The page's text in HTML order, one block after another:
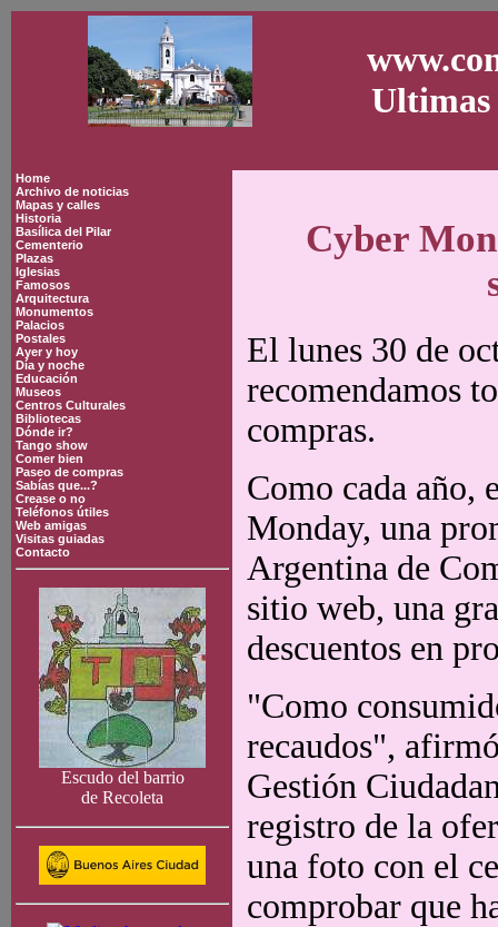
Ultimas
Home
Archivo de noticias
Mapas y calles
Historia
Basílica del Pilar
Cementerio
Plazas
Iglesias
Famosos
Arquitectura
Monumentos
Palacios
Postales
Ayer y hoy
Día y noche
Educación
Museos
Centros Culturales
Bibliotecas
Dónde ir?
Tango show
Comer bien
Paseo de compras
Sabías que...?
Crease o no
Teléfonos útiles
Web amigas
Visitas guiadas
Contacto
Escudo del barrio
de Recoleta
Cyber
El lunes 30 de
recomendamos
compras.
Como cada año,
Monday, una
Argentina de
sitio web, una
descuentos en
"Como
recaudos",
Gestión
registro de la
una foto con el
comprobar que